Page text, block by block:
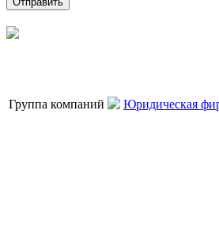
Группа компаний Юридическая